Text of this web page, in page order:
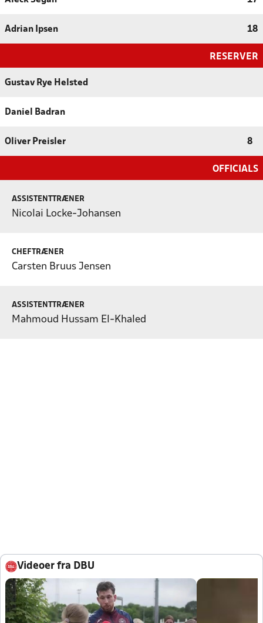
Adrian Ipsen 18
RESERVER
Gustav Rye Helsted
Daniel Badran
Oliver Preisler 8
OFFICIALS
ASSISTENTTRÆNER
Nicolai Locke-Johansen
CHEFTRÆNER
Carsten Bruus Jensen
ASSISTENTTRÆNER
Mahmoud Hussam El-Khaled
Videoer fra DBU